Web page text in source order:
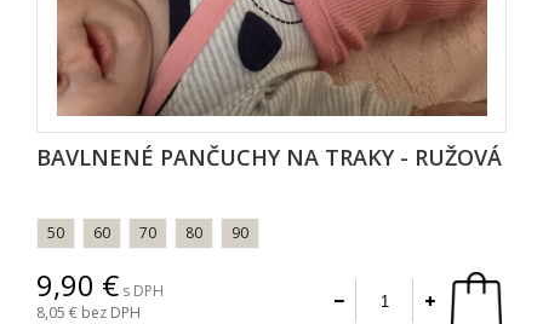
BAVLNENÉ PANČUCHY NA TRAKY - RUŽOVÁ
50 60 70 80 90
9,90
s DPH
8,05 bez DPH